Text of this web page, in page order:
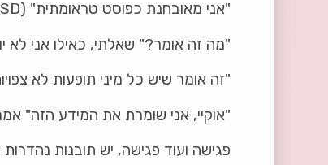
"אני מאובחנת כפוסט טראומתית" (PTSD) היא אמרה די בתחילת הפגישה הראשונה.
"מה זה אומר?" שאלתי, כאילו אני לא
"זה אומר שיש כל מיני תופעות לא
"אוקיי, אני שומרת את המידע הזה"
פגישה ועוד פגישה, יש תובנות נהדרות